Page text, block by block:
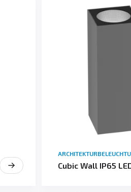
Cubic Wall IP65